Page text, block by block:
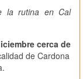
la rutina en Cal
cerca de
de Cardona